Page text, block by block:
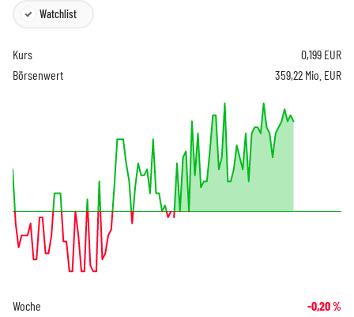
Watchlist
Kurs 0,199 EUR
Börsenwert
359,22 Mio. EUR
Woche -0,20%